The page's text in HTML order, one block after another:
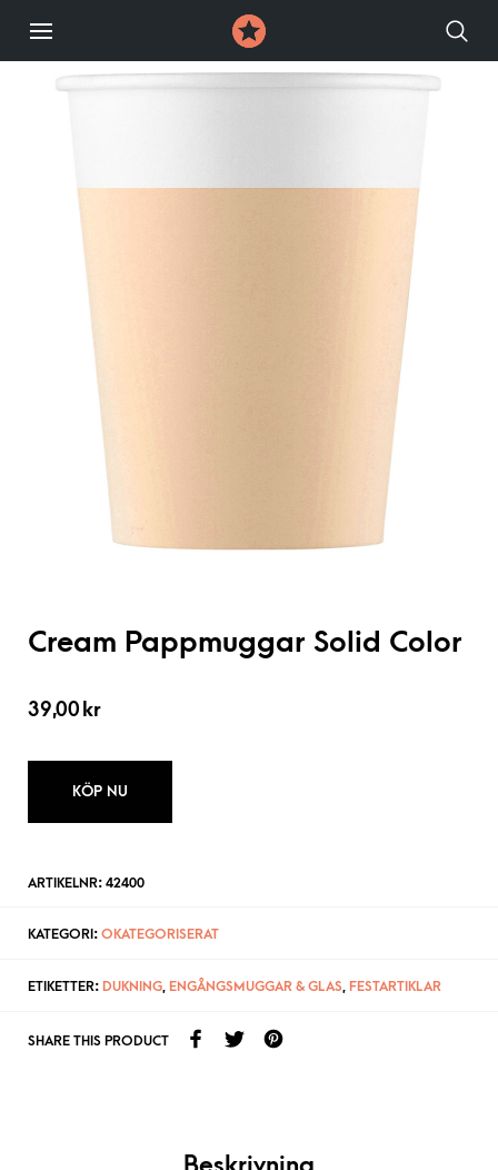
Cream Pappmuggar Solid Color
39,00 kr
KÖP NU
ARTIKELNR: 42400
KATEGORI: OKATEGORISERAT
ETIKETTER: DUKNING, ENGÅNGSMUGGAR & GLAS, FESTARTIKLAR
SHARE THIS PRODUCT